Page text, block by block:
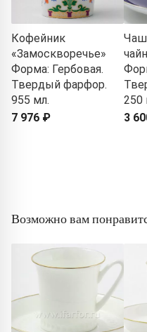
Кофейник
«Замоскворечье»
Форма: Гербовая.
Твердый фарфор.
955 мл.
7 976 ₽
250
3
Возможно вам